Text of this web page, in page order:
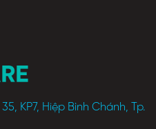
KP7, Hiệp Bình Chánh, Tp.